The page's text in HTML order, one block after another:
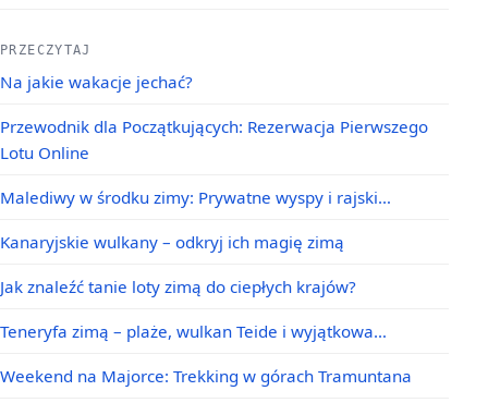
PRZECZYTAJ
Na jakie wakacje jechać?
Przewodnik dla Początkujących: Rezerwacja Pierwszego
Lotu Online
Malediwy w środku zimy: Prywatne wyspy i rajski…
Kanaryjskie wulkany – odkryj ich magię zimą
Jak znaleźć tanie loty zimą do ciepłych krajów?
Teneryfa zimą – plaże, wulkan Teide i wyjątkowa…
Weekend na Majorce: Trekking w górach Tramuntana